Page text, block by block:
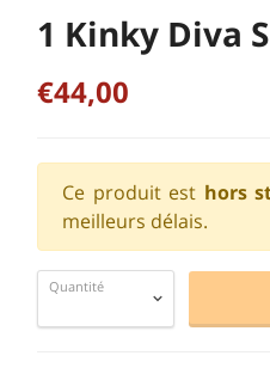
1 Kinky Diva
€44,00
Ce produit est hors
meilleurs délais.
Quantité